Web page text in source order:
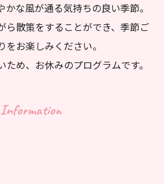
な風が通る気持ちの良い季節。
ら散策をすることができ、季節ご
お楽しみください。
め、お休みのプログラムです。
Information